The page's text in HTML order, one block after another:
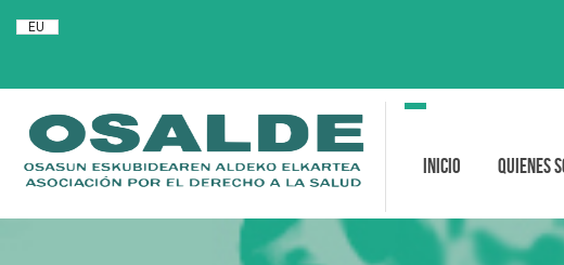
EU
Toggle
Inicio Quienes